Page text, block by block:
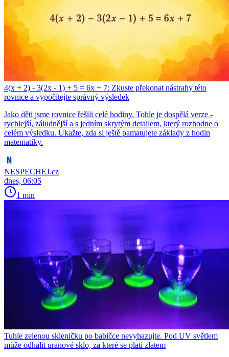
4(x + 2) - 3(2x - 1) + 5 = 6x + 7: Zkuste překonat nástrahy této
rovnice a vypočítejte správný výsledek
Jako děti jsme rovnice řešili celé hodiny. Tohle je dospělá verze -
rychlejší, záludnější a s jedním skrytým detailem, který rozhodne o
celém výsledku. Ukažte, zda si ještě pamatujete základy z hodin
matematiky.
NESPECHEJ.cz
dnes, 06:05
1 min
Tuhle zelenou skleničku po babičce nevyhazujte. Pod UV světlem
může odhalit uranové sklo, za které se platí zlatem